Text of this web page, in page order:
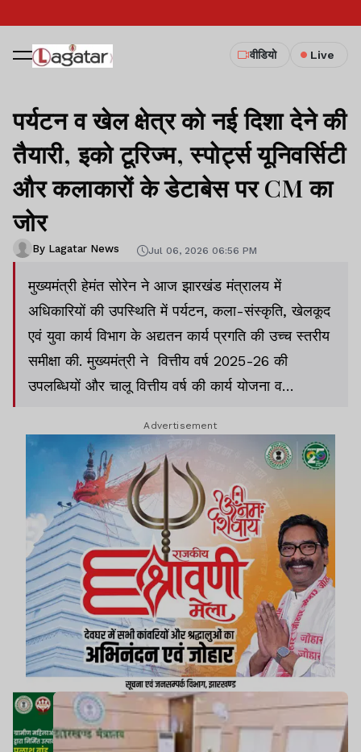
वीडियो Live
पर्यटन व खेल क्षेत्र को नई दिशा देने की
तैयारी, इको टूरिज्म, स्पोर्ट्स यूनिवर्सिटी
और कलाकारों के डेटाबेस पर CM का
जोर
By Lagatar News Jul 06, 2026 06:56 PM
मुख्यमंत्री हेमंत सोरेन ने आज झारखंड मंत्रालय में
अधिकारियों की उपस्थिति में पर्यटन, कला-संस्कृति, खेलकूद
एवं युवा कार्य विभाग के अद्यतन कार्य प्रगति की उच्च स्तरीय
समीक्षा की. मुख्यमंत्री ने वित्तीय वर्ष 2025-26 की
उपलब्धियों और चालू वित्तीय वर्ष की कार्य योजना व
प्रभावी क्रियान्वयन पर बल दिया.
Advertisement